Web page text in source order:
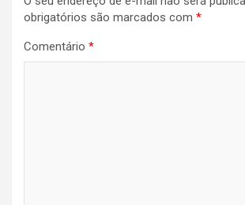
obrigatórios são marcados com *
Comentário *